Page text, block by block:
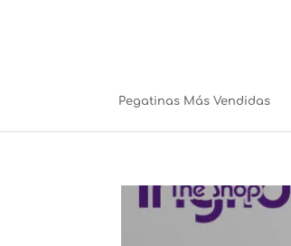
Pegatinas Más Vendidas